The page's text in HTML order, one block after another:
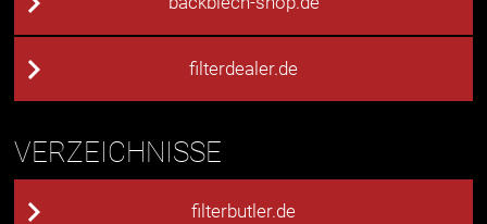
filterdealer.de
VERZEICHNISSE
filterbutler.de